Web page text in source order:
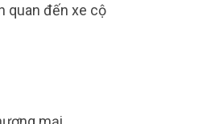
quan đến xe cộ